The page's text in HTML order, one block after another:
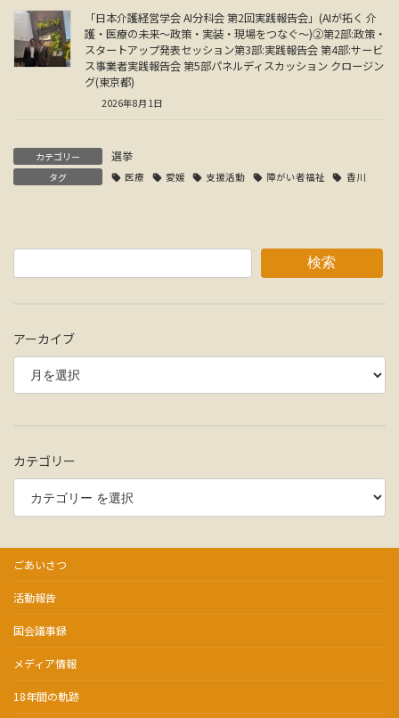
「日本介護経営学会 AI分科会 第2回実践報告会」(AIが拓く 介
護・医療の未来～政策・実装・現場をつなぐ～)②第2部:政策・
スタートアップ発表セッション第3部:実践報告会 第4部:サービ
ス事業者実践報告会 第5部パネルディスカッション クロージン
グ(東京都)
2026年8月1日
カテゴリー 選挙
タグ 医療 愛媛 支援活動 障がい者福祉 香川
検索
アーカイブ
カテゴリー
ごあいさつ
活動報告
国会議事録
メディア情報
18年間の軌跡